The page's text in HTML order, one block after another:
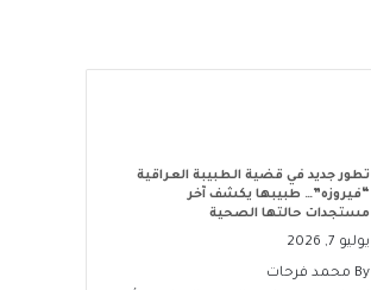
تطور جديد في قضية الطبيبة العراقية
“فيروزه”… طبيبها يكشف آخر
مستجدات حالتها الصحية
يوليو 7, 2026
By محمد فرحات